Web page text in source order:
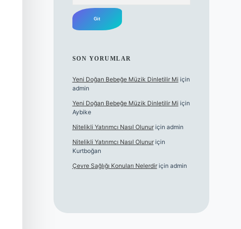
SON YORUMLAR
Yeni Doğan Bebeğe Müzik Dinletilir Mi için
admin
Yeni Doğan Bebeğe Müzik Dinletilir Mi için
Aybike
Nitelikli Yatırımcı Nasıl Olunuriçin admin
Nitelikli Yatırımcı Nasıl Olunuriçin
Kurtboğan
Çevre Sağlığı Konuları Nelerdiriçin admin